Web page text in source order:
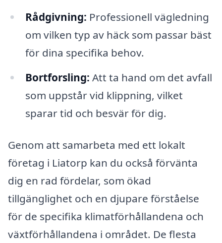
Rådgivning: Professionell vägledning
om vilken typ av häck som passar bäst
för dina specifika behov.
Bortforsling: Att ta hand om det avfall
som uppstår vid klippning, vilket
sparar tid och besvär för dig.
Genom att samarbeta med ett lokalt
företag i Liatorp kan du också förvänta
dig en rad fördelar, som ökad
tillgänglighet och en djupare förståelse
för de specifika klimatförhållandena och
växtförhållandena i området. De flesta